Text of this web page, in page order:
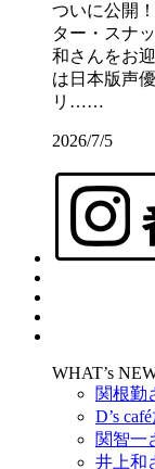
ついに公開
ター・スナ
和さんをお
は日本版声
リ……
2026/7/5
WHAT’s
関根勤
D’s
関智一
井上和